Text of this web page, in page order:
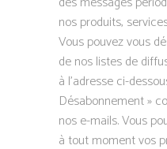
nos produits,
Vous pouvez vous
de nos listes de
à l’adresse ci-
Désabonnement »
nos e-mails. Vous
à tout moment vos